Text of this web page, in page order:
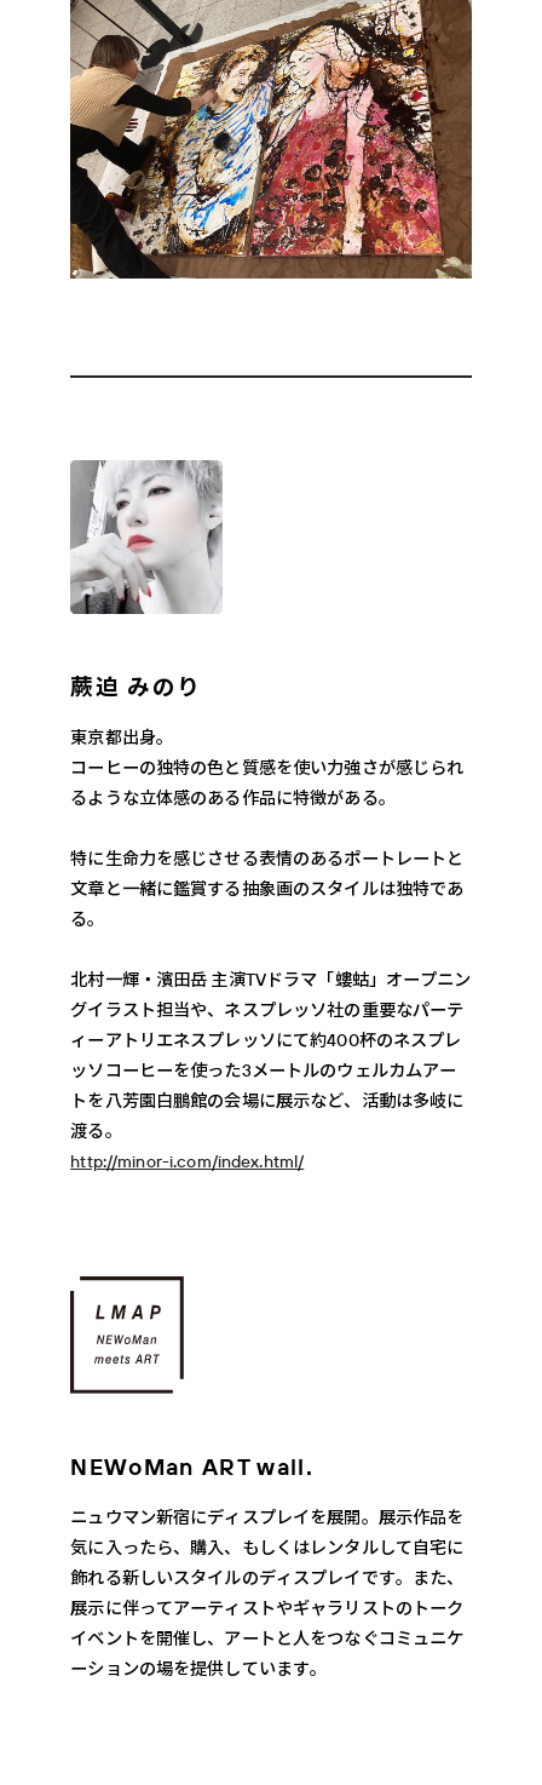
蕨迫 みのり
東京都出身。
コーヒーの独特の色と質感を使い力強さが感じられ
るような立体感のある作品に特徴がある。
特に生命力を感じさせる表情のあるポートレートと
文章と一緒に鑑賞する抽象画のスタイルは独特であ
る。
北村一輝・濱田岳 主演TVドラマ「螻蛄」オープニン
グイラスト担当や、ネスプレッソ社の重要なパーテ
ィーアトリエネスプレッソにて約400杯のネスプレ
ッソコーヒーを使った3メートルのウェルカムアー
トを八芳園白鵬館の会場に展示など、活動は多岐に
渡る。
http://minor-i.com/index.html/
NEWoMan ART wall.
ニュウマン新宿にディスプレイを展開。展示作品を
気に入ったら、購入、もしくはレンタルして自宅に
飾れる新しいスタイルのディスプレイです。また、
展示に伴ってアーティストやギャラリストのトーク
イベントを開催し、アートと人をつなぐコミュニケ
ーションの場を提供しています。